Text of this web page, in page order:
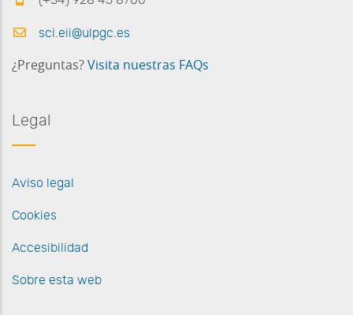
sci.eii@ulpgc.es
¿Preguntas? Visita nuestras FAQs
Legal
Aviso legal
Cookies
Accesibilidad
Sobre esta web